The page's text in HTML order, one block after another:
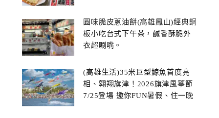
圓味脆皮蔥油餅(高雄鳳山)經典銅
板小吃台式下午茶，鹹香酥脆外
衣超唰嘴。
(高雄生活)35米巨型鯨魚首度亮
相、翱翔旗津！2026旗津風箏節
7/25登場 邀你FUN暑假、住一晚